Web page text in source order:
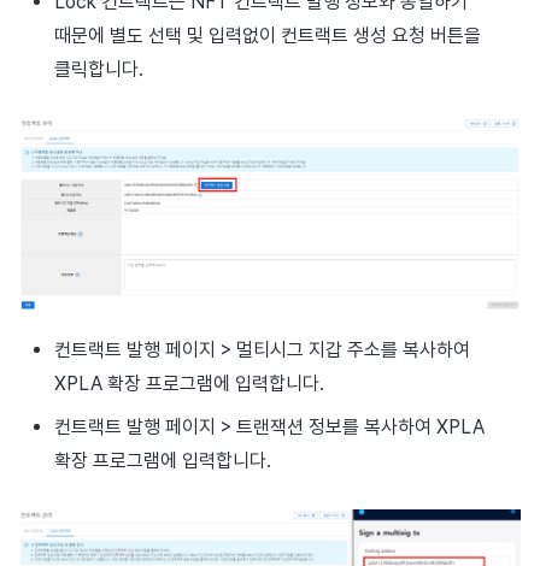
때문에 별도 선택 및 입력없이 컨트랙트 생성 요청 버튼을
클릭합니다.
컨트랙트 발행 페이지 > 멀티시그 지갑 주소를 복사하여
XPLA 확장 프로그램에 입력합니다.
컨트랙트 발행 페이지 > 트랜잭션 정보를 복사하여 XPLA
확장 프로그램에 입력합니다.